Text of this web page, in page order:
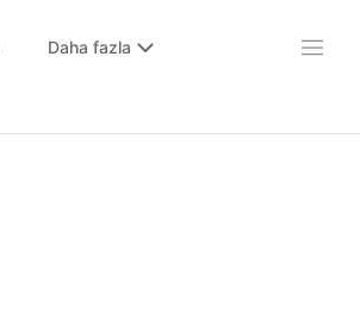
Daha fazla